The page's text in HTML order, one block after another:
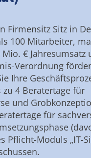
Firmensitz Sitz in
100 Mitarbeiter,
€ Jahresumsatz
Verordnung
Ihre
zu 4 Beratertage für
und
für
Pflicht-Moduls „IT-